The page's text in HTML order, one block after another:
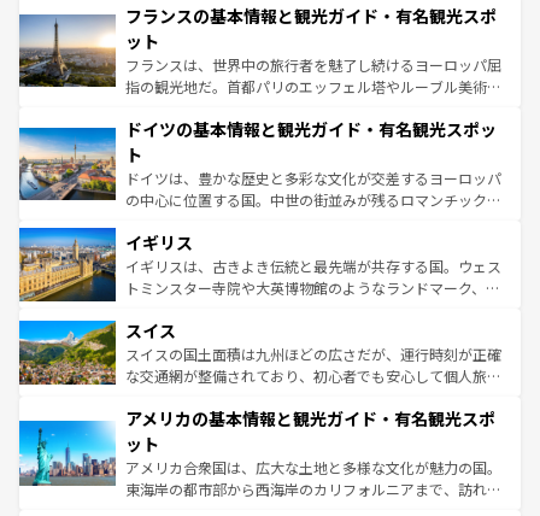
なお、新着のイタリア情報はコンテンツ一覧を参照してほ
しい。
文化が根付くこの国では、情熱的なフラメンコ、熱気あふ
れる闘牛、そして美味しいタパスが生活の一部となってい
る。首都マドリードの洗練された雰囲気や、バルセロナの
アートに溢れた街角から、地方では古代ローマ遺跡や中世
せる。地方によって風土や気候が異なるスペインはその個
ンテンツ一覧 を参照してほしい。
フランスの基本情報と観光ガイド・有名観光スポ
ット
フランスは、世界中の旅行者を魅了し続けるヨーロッパ屈
指の観光地だ。首都パリのエッフェル塔やルーブル美術館
で、幅広い魅力が詰まっている。華麗な宮殿、歴史的な大
聖堂、美しいビーチ、そして豊かな自然が、訪れる者を心
から魅了する。また、フランスは美食の国としても知ら
れ、フランス料理はユネスコ無形文化遺産にも登録されて
香り高いラベンダー畑など、多彩な楽しみ方が可能だ。さ
らに、パリ以外の地域にも魅力が溢れており、どの街角に
も豊かな歴史と文化が息づいている。パリ以外の個性あふ
を参照してほしい。
ドイツの基本情報と観光ガイド・有名観光スポッ
ト
ドイツは、豊かな歴史と多彩な文化が交差するヨーロッパ
の中心に位置する国。中世の街並みが残るロマンチック街
顔を持つこの国は、どこを歩いても飽きることがない。ベ
ルリンの文化的活気、バイエルン州のアルプスの絶景、そ
してライン川沿いのワイン畑といった風景は必見。ビール
は、お酒好きな人にはぜひ体験してほしい。 なお、新着の
ドイツ情報はコンテンツ一覧を参照してほしい。
イギリス
イギリスは、古きよき伝統と最先端が共存する国。ウェス
トミンスター寺院や大英博物館のようなランドマーク、歴
リアごとに異なる魅力がある。また、優雅なアフタヌーン
ティー、ビール好きにはたまらない英国パブ、サッカー観
戦など、本場だからこそできる体験も豊富。イギリスを旅
ンツ一覧を参照してほしい。
スイス
スイスの国土面積は九州ほどの広さだが、運行時刻が正確
な交通網が整備されており、初心者でも安心して個人旅行
の建物がそのまま残る町や、スイスならではのユニークな
博物館もあり、アルプス観光だけでなく町歩きも満喫する
ことができる。国民の所得が高いため物価も高いが、旅行
者向けの交通パス提供のサービスもあり、うまく活用すれ
アメリカの基本情報と観光ガイド・有名観光スポ
ット
アメリカ合衆国は、広大な土地と多様な文化が魅力の国。
東海岸の都市部から西海岸のカリフォルニアまで、訪れる